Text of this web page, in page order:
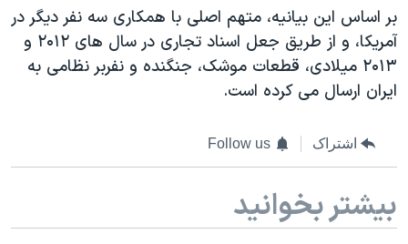
اعتراضات مردمی آبان ۹۸
اسرائیل در جنگ
نرگس محمدی برنده جایزه نوبل صلح
سفر پرزیدنت ترامپ به چین
بر اساس این بیانیه، متهم اصلی با همکاری سه نفر دیگر در
آمریکا، و از طریق جعل اسناد تجاری در سال های ۲۰۱۲ و
۲۰۱۳ میلادی، قطعات موشک، جنگنده و نفربر نظامی به
ایران ارسال می کرده است.
اشتراک Follow us
بیشتر بخوانید